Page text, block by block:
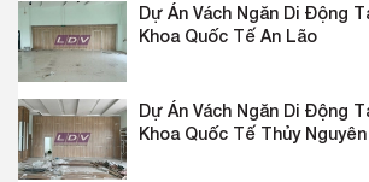
Dự Án Vách Ngăn Di Động
Khoa Quốc Tế An Lão
Dự Án Vách Ngăn Di Động
Khoa Quốc Tế Thủy Nguyên